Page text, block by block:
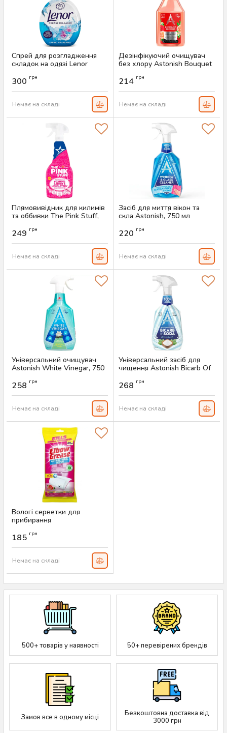
Спрей для розгладження
складок на одязі Lenor
Артикул:
300 грн
Немає на складі
Дезінфікуючий очищувач
без хлору Astonish Bouquet
Артикул:
214 грн
Немає на складі
Плямовивідник для килимів
та оббивки The Pink Stuff,
Артикул:
249 грн
Немає на складі
Засіб для миття вікон та
скла Astonish, 750 мл
220 грн
Немає на складі
Універсальний очищувач
Astonish White Vinegar, 750
Артикул:
258 грн
Немає на складі
Універсальний засіб для
чищення Astonish Bicarb Of
Артикул:
268 грн
Немає на складі
Вологі серветки для
прибирання
антибактеріальні Elbow
Grease Pink Blush, 80 шт
Артикул:AS-00292
185 грн
Немає на складі
500+ товарів у наявності 50+ перевірених брендів
Замов все в одному місці
Безкоштовна доставка від
3000 грн